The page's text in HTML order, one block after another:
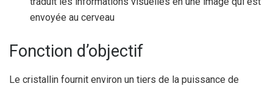
envoyée au cerveau
Fonction d’objectif
Le cristallin fournit environ un tiers de la puissance de